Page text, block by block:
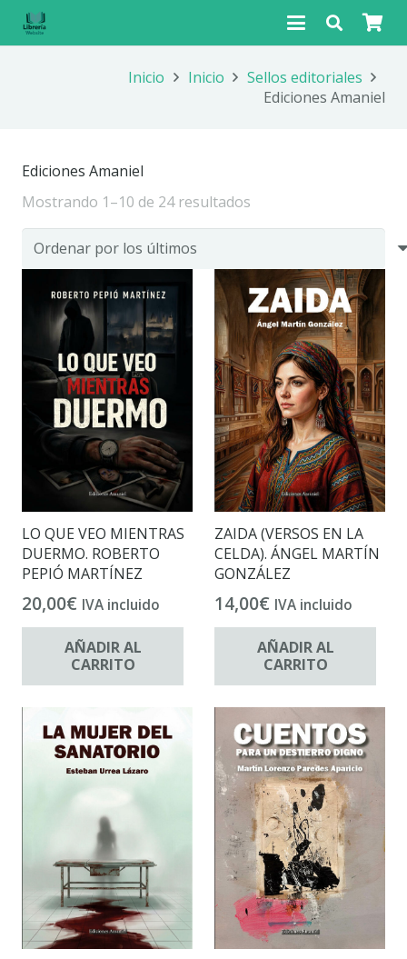
Inicio Inicio
Sellos editoriales
Ediciones Amaniel
Ediciones Amaniel
Mostrando 1–10 de 24 resultados
por
últimos
LO QUE VEO MIENTRAS
DUERMO. ROBERTO
PEPIÓ MARTÍNEZ
20,00€ IVA incluido
AÑADIR AL
CARRITO
ZAIDA (VERSOS EN LA
CELDA). ÁNGEL MARTÍN
GONZÁLEZ
14,00€ IVA incluido
AÑADIR AL
CARRITO